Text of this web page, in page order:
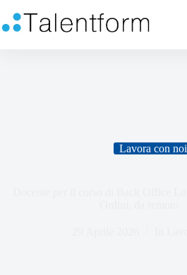
Lavora con noi